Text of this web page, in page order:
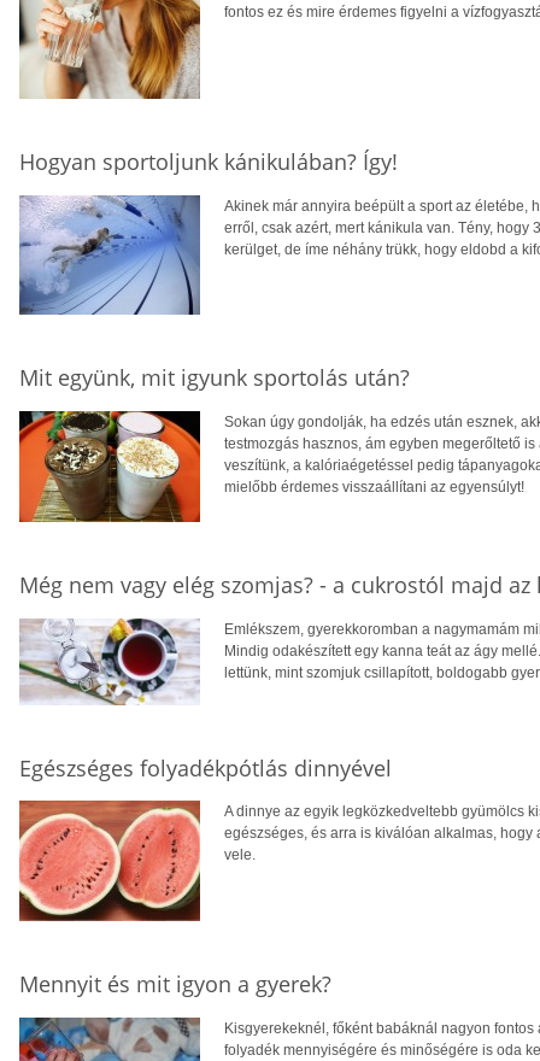
fontos ez és mire érdemes figyelni a
Hogyan sportoljunk kánikulában? Így!
Akinek már annyira beépült a sport az életébe,
erről, csak azért, mert kánikula van. Tény,
kerülget, de íme néhány trükk, hogy eldobd a
Mit együnk, mit igyunk sportolás után?
Sokan úgy gondolják, ha edzés után esznek,
testmozgás hasznos, ám egyben megerőltető
veszítünk, a kalóriaégetéssel pedig
mielőbb érdemes visszaállítani az egyensúlyt!
Még nem vagy elég szomjas? - a cukrostól majd az
Emlékszem, gyerekkoromban a nagymamám
Mindig odakészített egy kanna teát az ágy
lettünk, mint szomjuk csillapított, boldogabb
Egészséges folyadékpótlás dinnyével
A dinnye az egyik legközkedveltebb gyümölcs
egészséges, és arra is kiválóan alkalmas,
vele.
Mennyit és mit igyon a gyerek?
Kisgyerekeknél, főként babáknál nagyon
folyadék mennyiségére és minőségére is oda